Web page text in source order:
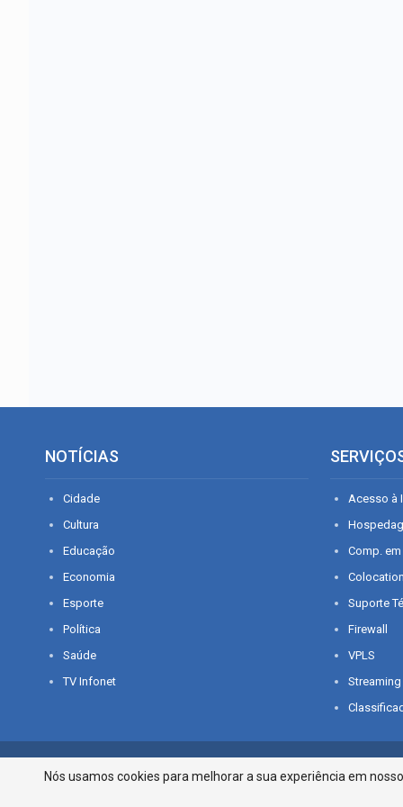
NOTÍCIAS
Cidade
Cultura
Educação
Economia
Esporte
Política
Saúde
TV Infonet
Acesso à
Comp.
Suporte
Firewall
VPLS
Streaming
© 2026 - O que é notícia em Sergipe. Todos os direitos reservados.
Nós usamos cookies para melhorar a sua experiência em